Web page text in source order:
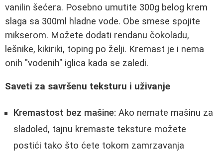
vanilin šećera. Posebno umutite 300g belog krem
slaga sa 300ml hladne vode. Obe smese spojite
mikserom. Možete dodati rendanu čokoladu,
lešnike, kikiriki, toping po želji. Kremast je i nema
onih "vodenih" iglica kada se zaledi.
Saveti za savršenu teksturu i uživanje
Kremastost bez mašine: Ako nemate mašinu za
sladoled, tajnu kremaste teksture možete
postići tako što ćete tokom zamrzavanja